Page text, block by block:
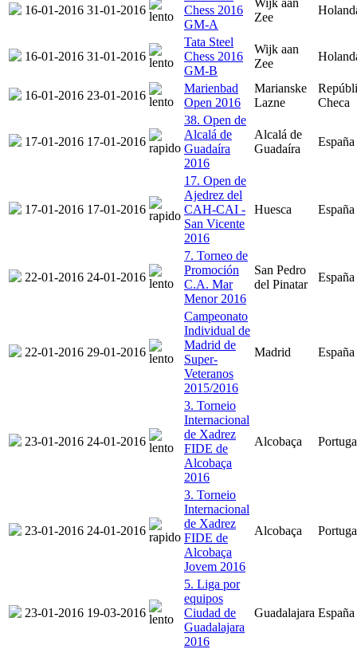
16-01-2016 31-01-2016
Chess 2016
GM-A
Wijk aan
Zee
16-01-2016 31-01-2016
Tata Steel
Chess 2016
GM-B
Wijk aan
Zee
16-01-2016 23-01-2016
Marienbad
Open 2016
Marianske
Lazne
Checa
17-01-2016 17-01-2016
38. Open de
Alcalá de
Guadaíra
2016
Alcalá de
Guadaíra
España
17-01-2016 17-01-2016
17. Open de
Ajedrez del
CAH-CAI -
San Vicente
2016
Huesca España
22-01-2016 24-01-2016
7. Torneo de
Promoción
C.A. Mar
Menor 2016
San Pedro
del Pinatar
España
22-01-2016 29-01-2016
Campeonato
Individual de
Madrid de
Super-
Veteranos
2015/2016
Madrid España
23-01-2016 24-01-2016
3. Torneio
Internacional
de Xadrez
FIDE de
Alcobaça
2016
Alcobaça
23-01-2016 24-01-2016
3. Torneio
Internacional
de Xadrez
FIDE de
Alcobaça
Jovem 2016
Alcobaça
23-01-2016 19-03-2016
5. Liga por
equipos
Ciudad de
Guadalajara
2016
Guadalajara España